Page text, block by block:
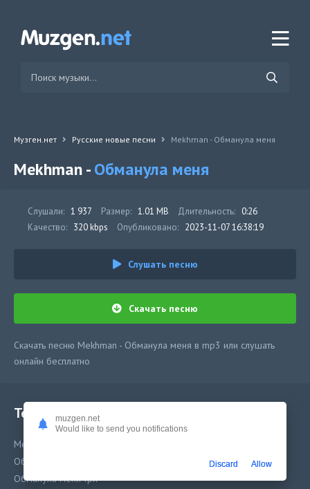
Музген.нет Русские новые песни Mekhman - Обманула меня
Mekhman -Обманула меня
Слушали: 1 937 Размер: 1.01 MB Длительность: 0:26
Качество: 320 kbps Опубликовано: 2023-11-07 16:38:19
Слушать песню
Скачать песню
Скачать песню Mekhman - Обманула меня в mp3 или слушать
онлайн бесплатно
Текст песни
Mekhman - Обманула меня
Обманула меня раз обманула меня два
Обманула меня три
muzgen.net
Would like to send you notifications
Discard Allow